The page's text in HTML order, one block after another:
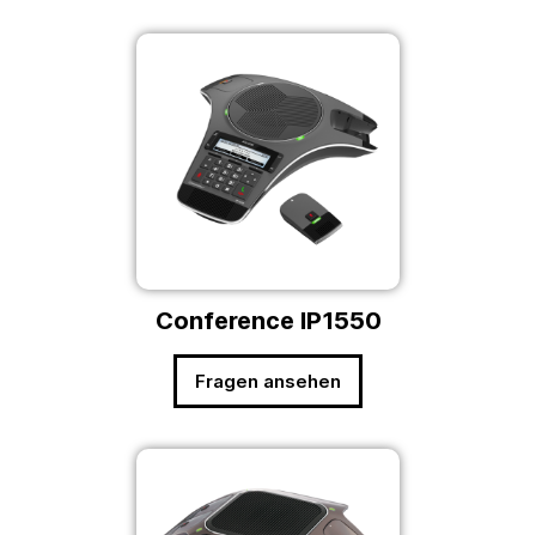
Conference IP1550
Fragen ansehen